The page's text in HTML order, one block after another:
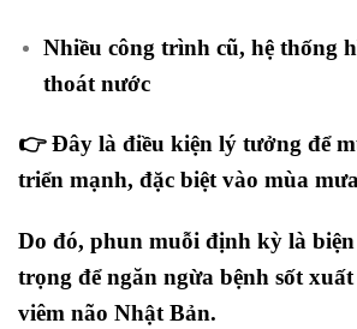
Nhiều công trình cũ, hệ thống
thoát nước
👉 Đây là điều kiện lý tưởng để
triển mạnh, đặc biệt vào mùa
Do đó, phun muỗi định kỳ là
trọng để ngăn ngừa bệnh sốt
viêm não Nhật Bản.